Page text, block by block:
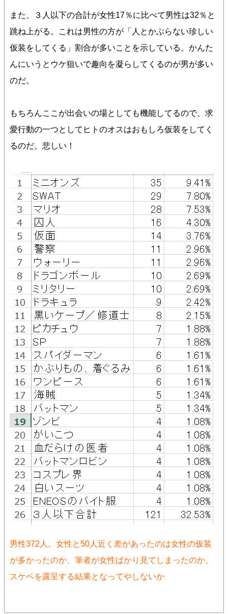
また、３人以下の合計が女性17％に比べて男性は32％と
跳ね上がる。これは男性の方が「人とかぶらない珍しい
仮装をしてくる」割合が多いことを示している。かんた
んにいうとウケ狙いで趣向を凝らしてくるのが男が多い
のだ。
もちろんここが出会いの場としても機能してるので、求
愛行動の一つとしてヒトのオスはおもしろ仮装をしてく
るのだ。悲しい！
男性372人。女性と50人近く差があったのは女性の仮装
が多かったのか、筆者が女性ばかり見てしまったのか。
スケベを露呈する結果となってやしないか